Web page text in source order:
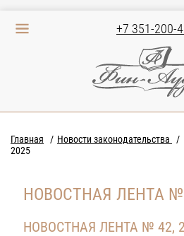
+7 351-200-
Главная Новости законодательства
2025
НОВОСТНАЯ ЛЕНТА №
НОВОСТНАЯ ЛЕНТА № 42,